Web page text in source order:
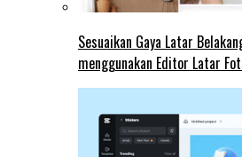
Sesuaikan Gaya Latar
menggunakan Editor Latar